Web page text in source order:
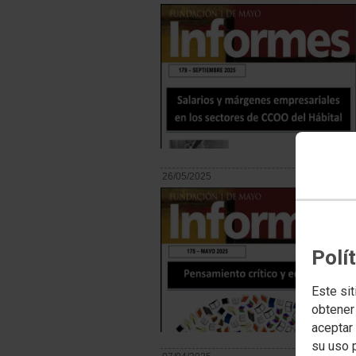
Este
su uso
26/05/2025